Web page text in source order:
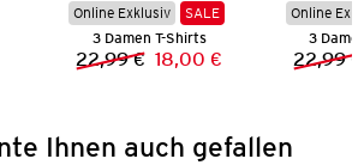
Preis:
Online Exklusiv
SALE
3 Damen T-Shirts
Vorheriger Preis:
22,99 € Neuer Preis:
18,00 €
Online
3
22,99 €
Ihnen auch gefallen